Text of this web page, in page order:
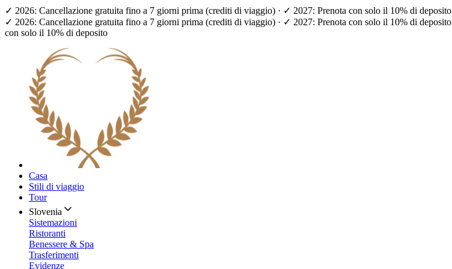
✓ 2026: Cancellazione gratuita fino a 7 giorni prima (crediti di viaggio) · ✓ 2027: Prenota con solo il 10% di deposito
✓ 2026: Cancellazione gratuita fino a 7 giorni prima (crediti di viaggio) · ✓ 2027: Prenota con solo il 10% di deposito
con solo il 10% di deposito
Casa
Stili di viaggio
Tour
Slovenia
Sistemazioni
Ristoranti
Benessere & Spa
Trasferimenti
Evidenze